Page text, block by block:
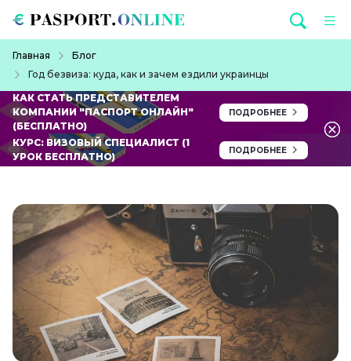
Главная
Блог
Год безвиза: куда, как и зачем ездили украинцы
КАК СТАТЬ ПРЕДСТАВИТЕЛЕМ
КОМПАНИИ "ПАСПОРТ ОНЛАЙН"
(БЕСПЛАТНО)
ПОДРОБНЕЕ
КУРС: ВИЗОВЫЙ СПЕЦИАЛИСТ (1
УРОК БЕСПЛАТНО)
ПОДРОБНЕЕ